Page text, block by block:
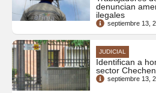
denuncian
ilegales
septiembre 13,
JUDICIAL
Identifican a
sector
septiembre 13,